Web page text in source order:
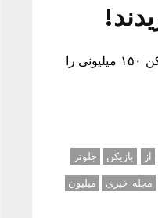
قرمزها جلوتر از آبی‌ها/ بازیکن ۱۵۰ میلیونی را
از بازیکن
جلوتر
مجله خبری
میلیون